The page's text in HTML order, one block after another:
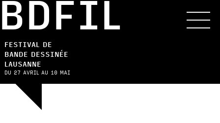
FESTIVAL DE
BANDE DESSINÉE
LAUSANNE
DU 27 AVRIL AU 10 MAI